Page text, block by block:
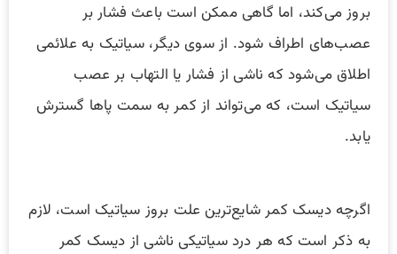
بروز می‌کند، اما گاهی ممکن است باعث فشار بر
عصب‌های اطراف شود. از سوی دیگر، سیاتیک به علائمی
اطلاق می‌شود که ناشی از فشار یا التهاب بر عصب
سیاتیک است، که می‌تواند از کمر به سمت پاها گسترش
یابد.
اگرچه دیسک کمر شایع‌ترین علت بروز سیاتیک است، لازم
به ذکر است که هر درد سیاتیکی ناشی از دیسک کمر